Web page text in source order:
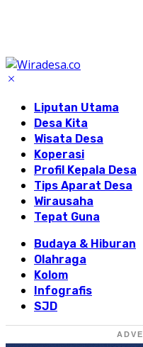
Liputan Utama
Desa Kita
Wisata Desa
Koperasi
Profil Kepala Desa
Tips Aparat Desa
Wirausaha
Tepat Guna
Budaya & Hiburan
Olahraga
Kolom
Infografis
SJD